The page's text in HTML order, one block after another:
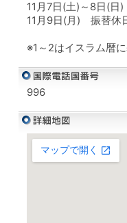
11月7日(土)～8日(
11月9日(月) 振替休
※1～2はイスラム暦
996